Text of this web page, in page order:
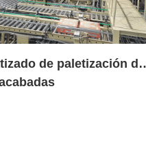
de paletización de